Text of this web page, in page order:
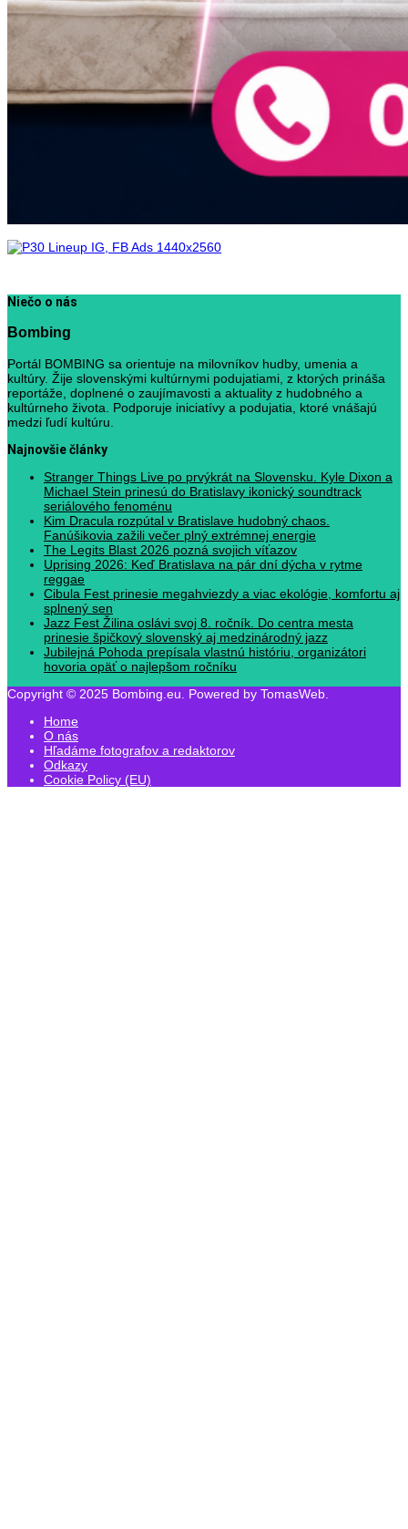
Niečo o nás
Bombing
Portál BOMBING sa orientuje na milovníkov hudby, umenia a
kultúry. Žije slovenskými kultúrnymi podujatiami, z ktorých prináša
reportáže, doplnené o zaujímavosti a aktuality z hudobného a
kultúrneho života. Podporuje iniciatívy a podujatia, ktoré vnášajú
medzi ľudí kultúru.
Najnovšie články
Stranger Things Live po prvýkrát na Slovensku. Kyle Dixon a
Michael Stein prinesú do Bratislavy ikonický soundtrack
seriálového fenoménu
Kim Dracula rozpútal v Bratislave hudobný chaos.
Fanúšikovia zažili večer plný extrémnej energie
The Legits Blast 2026 pozná svojich víťazov
Uprising 2026: Keď Bratislava na pár dní dýcha v rytme
reggae
Cibula Fest prinesie megahviezdy a viac ekológie, komfortu aj
splnený sen
Jazz Fest Žilina oslávi svoj 8. ročník. Do centra mesta
prinesie špičkový slovenský aj medzinárodný jazz
Jubilejná Pohoda prepísala vlastnú históriu, organizátori
hovoria opäť o najlepšom ročníku
Copyright © 2025 Bombing.eu. Powered by TomasWeb.
Home
O nás
Hľadáme fotografov a redaktorov
Odkazy
Cookie Policy (EU)